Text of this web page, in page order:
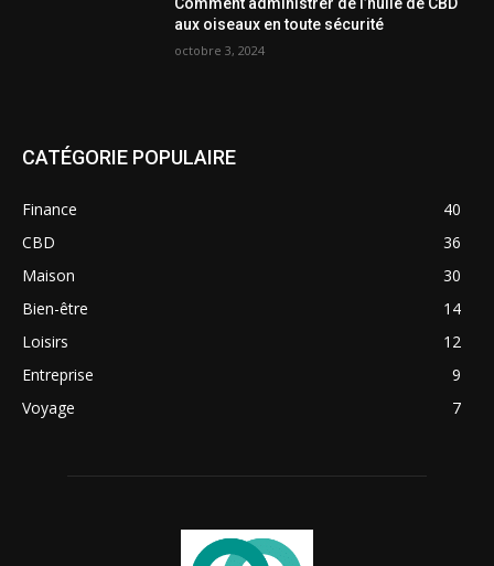
aux oiseaux en toute sécurité
octobre 3, 2024
CATÉGORIE POPULAIRE
Finance
40
CBD
36
Maison
30
Bien-être
14
Loisirs
12
Entreprise
9
Voyage
7